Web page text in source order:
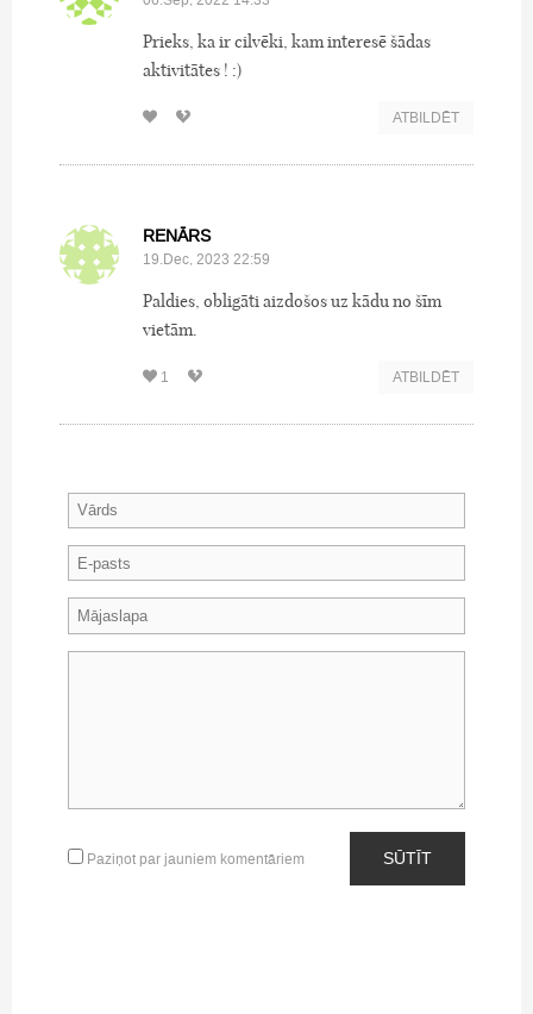
Prieks, ka ir cilvēki, kam interesē šādas
aktivitātes ! :)
ATBILDĒT
RENĀRS
19.Dec, 2023 22:59
Paldies, obligāti aizdošos uz kādu no šīm
vietām.
1 ATBILDĒT
Paziņot par jauniem komentāriem SŪTĪT